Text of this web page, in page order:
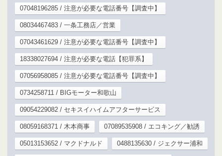
07048196285 / 注意が必要な電話番号【調査中】
08034467483 / 一条工務店／営業
07043461629 / 注意が必要な電話番号【調査中】
18338027694 / 注意が必要な電話【犯罪系】
07056958085 / 注意が必要な電話番号【調査中】
0734258711 / BIGモーター和歌山
09054229082 / セキスイハイムアフターサービス
08059168371 / 木本商事 07089535908 / エコキング／勧誘
05013153652 / マクドナルド 0488135630 / ジェクサー浦和